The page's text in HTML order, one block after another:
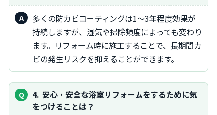
多くの防カビコーティングは1～3年程度効果が
持続しますが、湿気や掃除頻度によっても変わり
ます。リフォーム時に施工することで、長期間カ
ビの発生リスクを抑えることができます。
4 安心・安全な浴室リフォームをするために気
をつけることは？